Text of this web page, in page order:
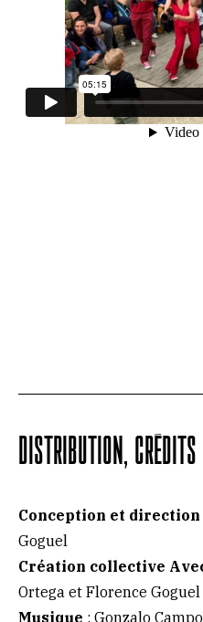
DISTRIBUTION, CRÉDITS
Conception et
Goguel
Création collective
Ortega et Florence Goguel
Musique : Gonzalo